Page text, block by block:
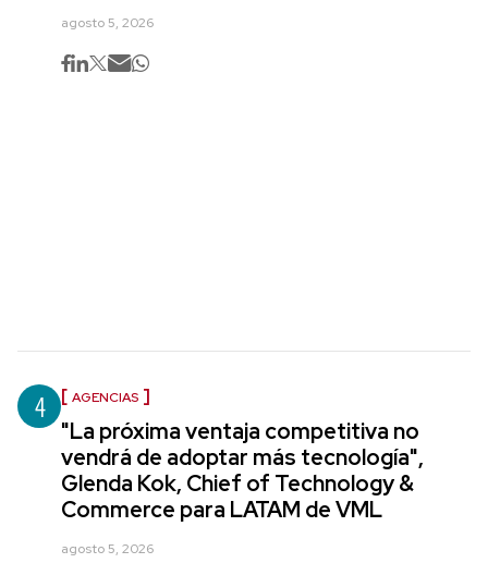
agosto 5, 2026
4 AGENCIAS
"La próxima ventaja competitiva no
vendrá de adoptar más tecnología",
Glenda Kok, Chief of Technology &
Commerce para LATAM de VML
agosto 5, 2026